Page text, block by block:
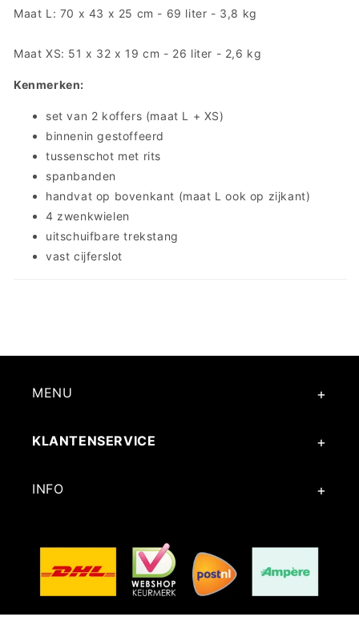
Maat L: 70 x 43 x 25 cm - 69 liter - 3,8 kg
Maat XS: 51 x 32 x 19 cm - 26 liter - 2,6 kg
Kenmerken:
set van 2 koffers (maat L + XS)
binnenin gestoffeerd
tussenschot met rits
spanbanden
handvat op bovenkant (maat L ook op zijkant)
4 zwenkwielen
uitschuifbare trekstang
vast cijferslot
MENU
KLANTENSERVICE
INFO